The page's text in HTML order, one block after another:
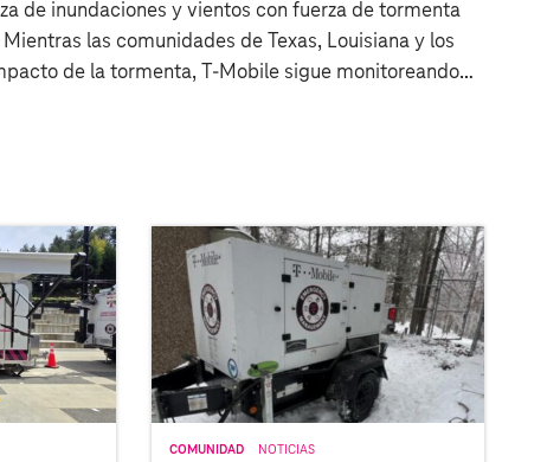
de inundaciones y vientos con fuerza de tormenta
las comunidades de Texas, Louisiana y los
de la tormenta, T‑Mobile sigue monitoreando
de red para mantener conectados a los […]
COMUNIDAD NOTICIAS